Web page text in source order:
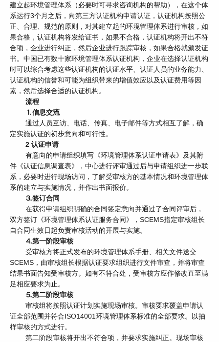
建立起环境管理体系（必要时可寻求咨询机构的帮助），在这个体
系运行3个月之后，向第三方认证机构申请认证，认证机构按照公
正、合理、规范的原则，对其建立起的环境管理体系进行审核，如
果合格，认证机构将发给证书，如果不合格，认证机构将开出不符
合项，企业进行纠正，然后企业进行跟踪审核，如果合格就颁发证
书。中国已有数十家环境管理体系认证机构，企业在选择认证机构
时可以综合考虑这些认证机构的认证水平、认证人员的业务能力、
认证机构的信誉和可能为组织带来的增值效应以及认证费用等因
素，然后选择合适的认证机构。
流程
⒈信息交流
通过人员互访、电话、传真、电子邮件等方式相互了解，确
定实施认证的初步意向和可行性。
2 认证申请
有意向的申请组织填写《环境管理体系认证申请表》及其附
件《认证信息调查表》，中心进行评审通过后与申请组织进一步联
系，必要时进行现场访问，了解受审核方的基本情况和环境管理体
系的建立与实施情况，并作出书面报价。
⒊签订合同
在获得申请组织明确的合同签定意向并通过了合同评审后，
双方签订《环境管理体系认证服务合同》，SCEMS指定审核组长
自合同生效日起负责审核活动的开展与实施。
⒋第一阶段审核
受审核方将正式发布的环境管理体系手册、相关文件送交
SCEMS，由审核组长根据认证要求组织进行文件审查，并将审查
结果书面告知受审核方。如有不符合处，受审核方应作修改直至满
足相应要求为止。
⒌第二阶段审核
审核组将按照认证计划实施现场审核。审核要求覆盖申请认
证全部范围并符合ISO14001环境管理体系标准的全部要求。以抽
样审核的方式进行。
第二阶段审核将开出不符合项，并要求实施纠正。现场审核